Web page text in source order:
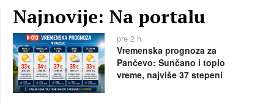
Najnovije: Na portalu
pre 2 h
Vremenska prognoza za
Pančevo: Sunčano i toplo
vreme, najviše 37 stepeni